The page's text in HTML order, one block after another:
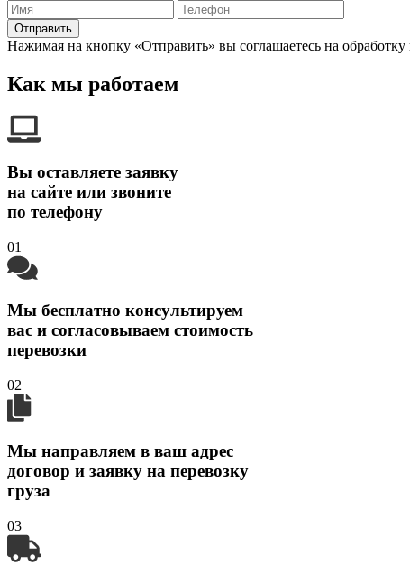
Отправить
Нажимая на кнопку «Отправить» вы соглашаетесь на
Как мы работаем
Вы оставляете заявку
на сайте или звоните
по телефону
01
Мы бесплатно консультируем
вас и согласовываем стоимость
перевозки
02
Мы направляем в ваш адрес
договор и заявку на перевозку
груза
03